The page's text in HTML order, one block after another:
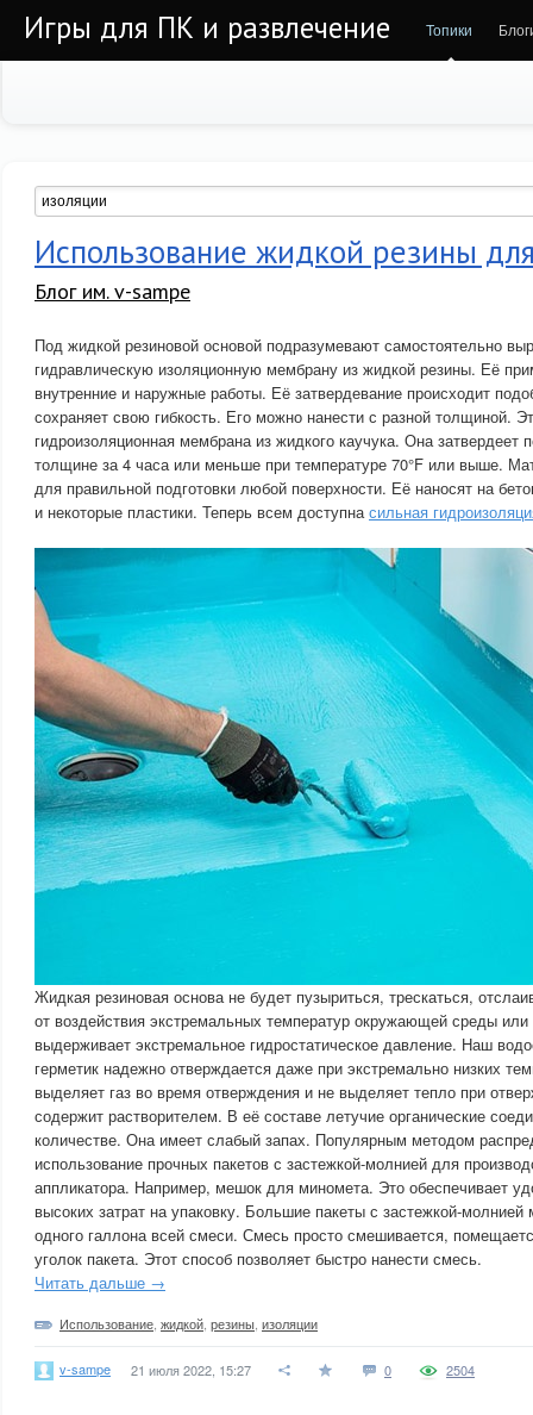
Игры для ПК и развлечение Топики
Использование жидкой резины
Блог им. v-sampe
Под жидкой резиновой основой подразумевают самостоятельно
гидравлическую изоляционную мембрану из жидкой резины. Её
внутренние и наружные работы. Её затвердевание происходит
сохраняет свою гибкость. Его можно нанести с разной толщиной.
гидроизоляционная мембрана из жидкого каучука. Она
толщине за 4 часа или меньше при температуре 70°F или выше.
для правильной подготовки любой поверхности. Её наносят на
и некоторые пластики. Теперь всем доступнасильная
Жидкая резиновая основа не будет пузыриться, трескаться,
от воздействия экстремальных температур окружающей среды
выдерживает экстремальное гидростатическое давление. Наш
герметик надежно отверждается даже при экстремально низких
выделяет газ во время отверждения и не выделяет тепло при
содержит растворителем. В её составе летучие органические
количестве. Она имеет слабый запах. Популярным методом
использование прочных пакетов с застежкой-молнией для
аппликатора. Например, мешок для миномета. Это обеспечивает
высоких затрат на упаковку. Большие пакеты с застежкой-молнией
одного галлона всей смеси. Смесь просто смешивается,
уголок пакета. Этот способ позволяет быстро нанести смесь.
Читать дальше →
Использование жидкой резины изоляции
v-sampe 21 июля 2022, 15:27 0 2504